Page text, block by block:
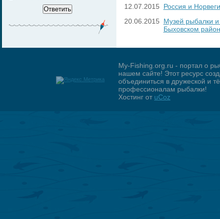
12.07.2015
Россия и
20.06.2015
Музей рыбалки
Быховском
My-Fishing.org.ru - портал о
нашем сайте! Этот ресурс
объединиться в дружеской и
профессионалам рыбалки!
Хостинг от uCoz